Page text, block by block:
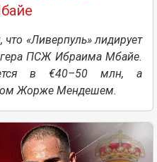
«Ливерпуль» лидирует
ПСЖ Ибраима Мбайе.
в €40–50 млн, а
Жорже Мендешем.